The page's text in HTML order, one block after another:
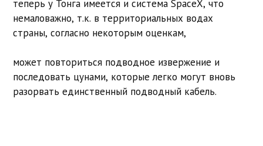
теперь у Тонга имеется и система SpaceX, что
немаловажно, т.к. в территориальных водах
страны, согласно некоторым оценкам,
может повториться подводное извержение и
последовать цунами, которые легко могут вновь
разорвать единственный подводный кабель.